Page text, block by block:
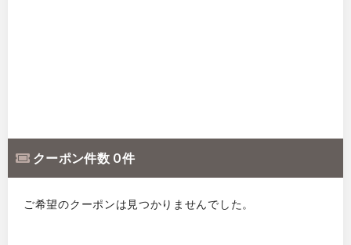
クーポン件数 0 件
ご希望のクーポンは見つかりませんでした。